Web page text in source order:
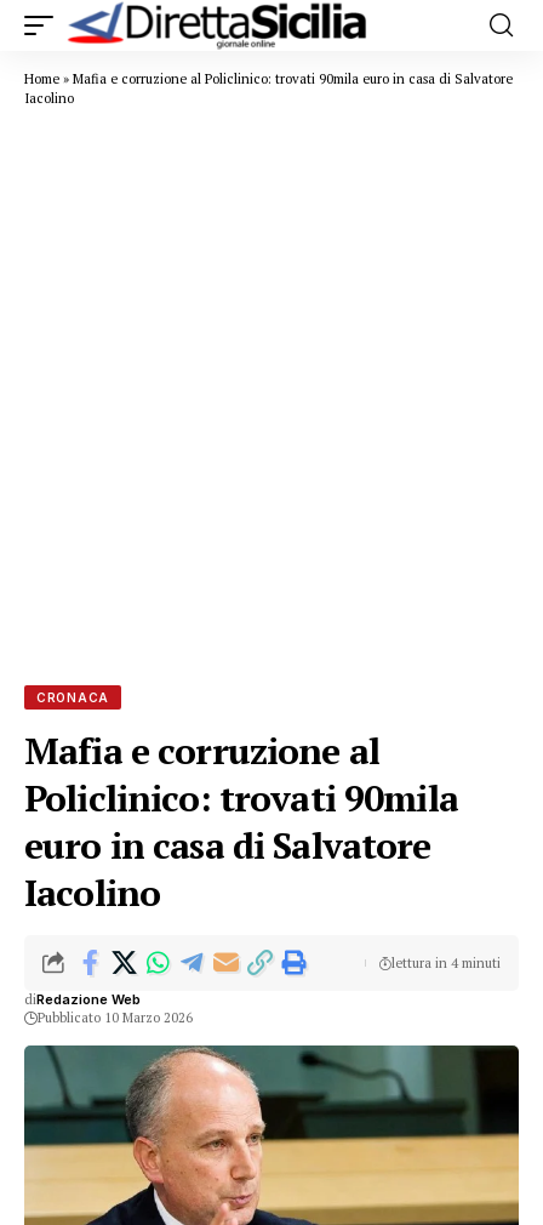
Home » Mafia e corruzione al Policlinico: trovati 90mila euro in casa di Salvatore
Iacolino
CRONACA
Mafia e corruzione al
Policlinico: trovati 90mila
euro in casa di Salvatore
Iacolino
diRedazione Web
Pubblicato 10 Marzo 2026
lettura in 4 minuti